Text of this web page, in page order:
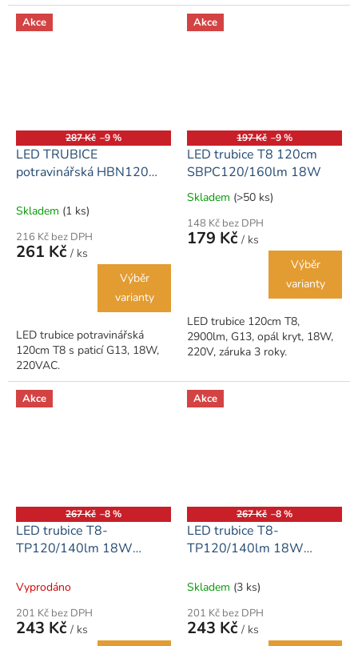
Akce
287 Kč –9 %
LED TRUBICE
potravinářská HBN120
Skladem (1 ks)
216 Kč bez DPH
261 Kč / ks
Výběr
varianty
LED trubice potravinářská
120cm T8 s paticí G13, 18W,
220VAC.
Akce
197 Kč –9 %
LED trubice T8 120cm
SBPC120/160lm 18W
Průměrné
produktu
je
Skladem (>50 ks)
148 Kč bez DPH
179 Kč / ks
Výběr
varianty
LED trubice 120cm T8,
2900lm, G13, opál kryt, 18W,
220V, záruka 3 roky.
Akce
267 Kč –8 %
LED trubice T8-
TP120/140lm 18W
Vyprodáno
201 Kč bez DPH
243 Kč / ks
Akce
267 Kč –8 %
LED trubice T8-
TP120/140lm 18W
Skladem (3 ks)
201 Kč bez DPH
243 Kč / ks